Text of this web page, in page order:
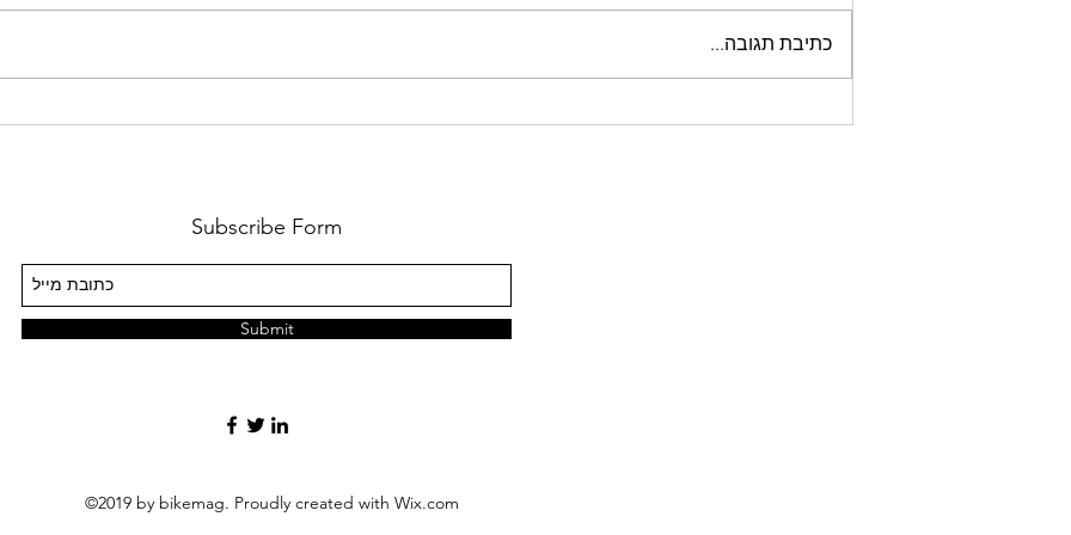
המלצות חמות לאבזרי רכיבה
ציוד
כתיבת תגובה...
Subscribe Form
Submit
©2019 by bikemag. Proudly created with Wix.com